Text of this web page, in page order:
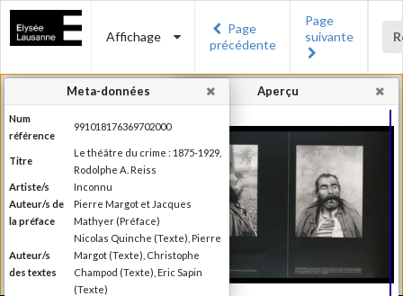
Affichage
Page
précédente
Page
suivante
Aperçu
Meta-données
Num
référence
991018176369702000
Titre
Le théâtre du crime : 1875-1929,
Rodolphe A. Reiss
Artiste/s
Inconnu
Auteur/s de
la préface
Pierre Margot et Jacques
Mathyer (Préface)
Auteur/s
des textes
Nicolas Quinche (Texte), Pierre
Margot (Texte), Christophe
Champod (Texte), Eric Sapin
(Texte)